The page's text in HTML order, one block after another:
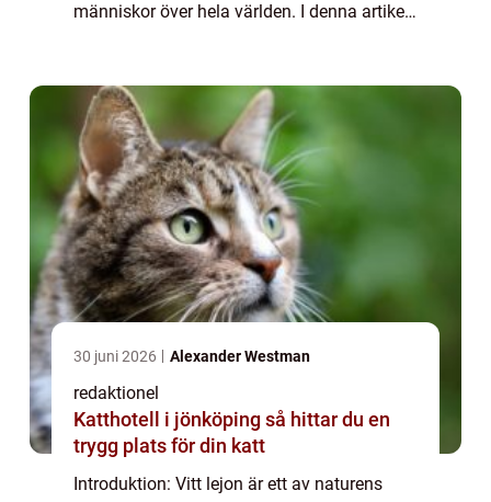
människor över hela världen. I denna artikel
egenska...
30 juni 2026 Alexander Westman
redaktionel
Katthotell i jönköping så hittar du en
trygg plats för din katt
Introduktion: Vitt lejon är ett av naturens